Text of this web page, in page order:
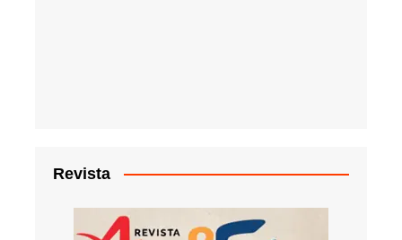
Revista